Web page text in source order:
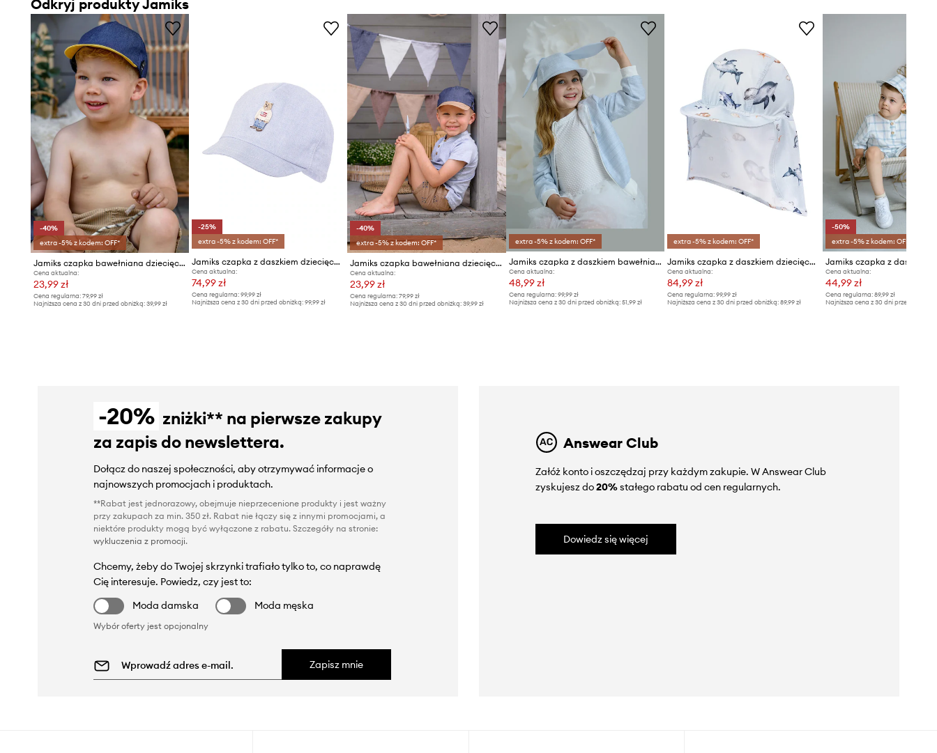
Odkryj produkty Jamiks
-40%
extra -5% z kodem: OFF*
Jamiks czapka bawełniana dziecięca
Cena aktualna:
23,99 zł
Cena regularna: 79,99 zł
Najniższa cena z 30 dni przed obniżką: 39,99 zł
-25%
extra -5% z kodem: OFF*
Jamiks czapka z daszkiem dziecięca bawełniana TESORINO
Cena aktualna:
74,99 zł
Cena regularna:99,99 zł
Najniższa cena z 30 dni przed obniżką:99,99 zł
-40%
extra -5% z kodem: OFF*
Jamiks czapka bawełniana dziecięca
Cena aktualna:
23,99 zł
Cena regularna: 79,99 zł
Najniższa cena z 30 dni przed obniżką: 39,99 zł
extra -5% z kodem: OFF*
Jamiks czapka z daszkiem bawełniana dziecięca SHELLEY
Cena aktualna:
48,99 zł
Cena regularna: 99,99 zł
Najniższa cena z 30 dni przed obniżką: 51,99 zł
extra -5% z kodem: OFF*
Jamiks czapka z daszkiem dziecięca LEMIKI
Cena aktualna:
84,99 zł
Cena regularna:99,99 zł
Najniższa cena z 30 dni przed obniżką:89,99 zł
-50%
extra -5% z kodem: OFF*
Cena aktualna:
44,99 zł
Cena regularna: 89,99 zł
Najniższa cena z 30 dni przed obniżką:
-20% zniżki** na pierwsze zakupy
za zapis do newslettera.
Dołącz do naszej społeczności, aby otrzymywać informacje o
najnowszych promocjach i produktach.
**Rabat jest jednorazowy, obejmuje nieprzecenione produkty i jest ważny
przy zakupach za min. 350 zł. Rabat nie łączy się z innymi promocjami, a
niektóre produkty mogą być wyłączone z rabatu. Szczegóły na stronie:
wykluczenia z promocji.
Chcemy, żeby do Twojej skrzynki trafiało tylko to, co naprawdę
Cię interesuje. Powiedz, czy jest to:
Moda damska
Moda męska
Wybór oferty jest opcjonalny
Zapisz mnie
Answear Club
Załóż konto i oszczędzaj przy każdym zakupie. W Answear Club
zyskujesz do20%stałego rabatu od cen regularnych.
Dowiedz się więcej